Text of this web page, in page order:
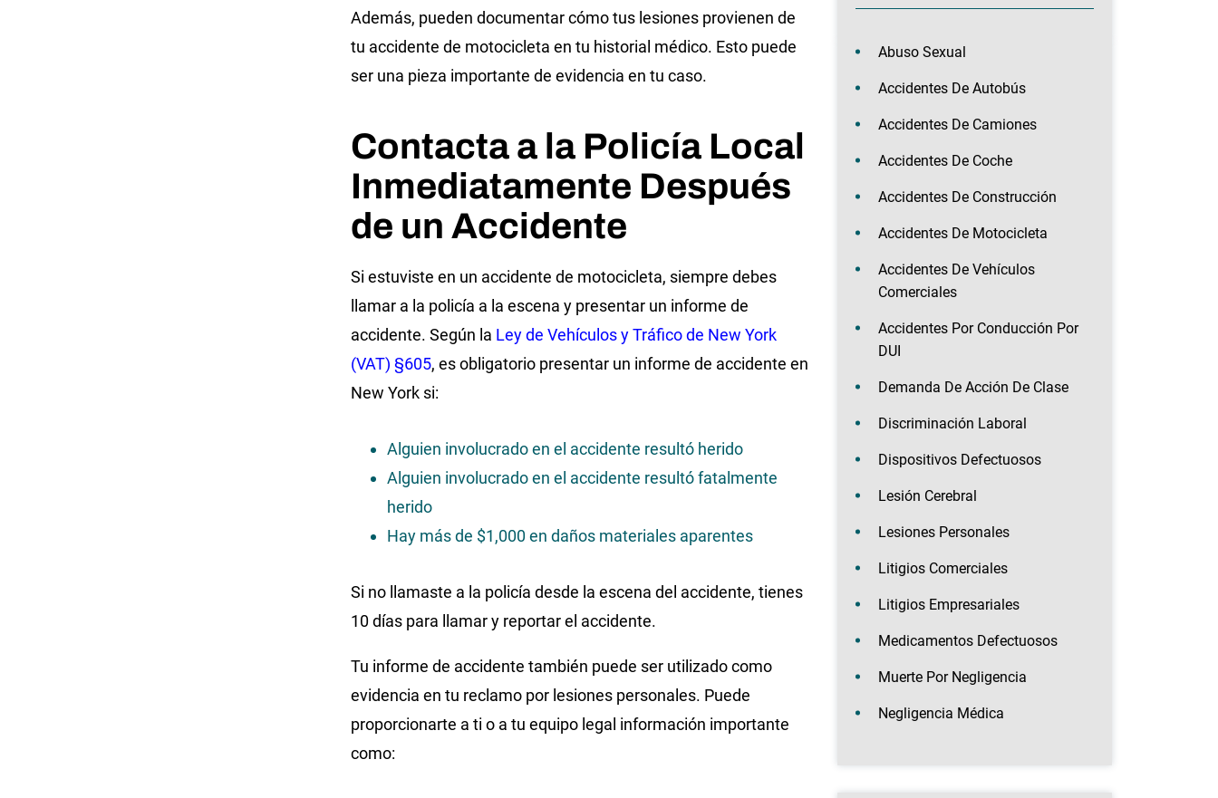
Además, pueden documentar cómo tus lesiones provienen de
tu accidente de motocicleta en tu historial médico. Esto puede
ser una pieza importante de evidencia en tu caso.
Contacta a la Policía Local
Inmediatamente Después
de un Accidente
Si estuviste en un accidente de motocicleta, siempre debes
llamar a la policía a la escena y presentar un informe de
accidente. Según la Ley de Vehículos y Tráfico de New York
(VAT) §605, es obligatorio presentar un informe de accidente en
New York si:
Alguien involucrado en el accidente resultó herido
Alguien involucrado en el accidente resultó fatalmente
herido
Hay más de $1,000 en daños materiales aparentes
Si no llamaste a la policía desde la escena del accidente, tienes
10 días para llamar y reportar el accidente.
Tu informe de accidente también puede ser utilizado como
evidencia en tu reclamo por lesiones personales. Puede
proporcionarte a ti o a tu equipo legal información importante
como:
Abuso Sexual
Accidentes De Autobús
Accidentes De Camiones
Accidentes De Coche
Accidentes De Construcción
Accidentes De Motocicleta
Accidentes De Vehículos
Comerciales
Accidentes Por Conducción Por
DUI
Demanda De Acción De Clase
Discriminación Laboral
Dispositivos Defectuosos
Lesión Cerebral
Lesiones Personales
Litigios Comerciales
Litigios Empresariales
Medicamentos Defectuosos
Muerte Por Negligencia
Negligencia Médica